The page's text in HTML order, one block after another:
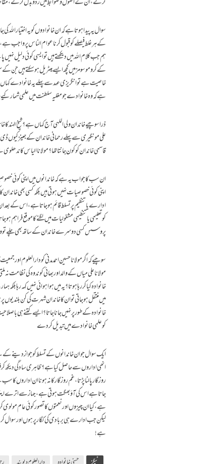
سوال یہ پیدا ہوتا ہے کہ ان خانوادوں کو یہ
کے ہر غلط فیصلے کو قبول کرنا عوام الناس پر واجب
ہم جب کلام اللہ میں دیکھتے ہیں تو ایسی کوئی دلیل
کے کروموسومز میں کچھ ایسے میٹریل ہوسکتے ہیں جن
خاصیت ہے تو انگریزی عہد سے پہلے یہ خانوادے کہاں
ہے کہ وہ خانوادے جو مغلیہ سلطنت میں علمی
ذرا سوچیے خاندان ولی اللہی آج کہاں ہے؟ شیخ الہند کا
علی مونگیری سے پہلے رحمانی خاندان کے جینز کیوں
قاسمی خاندان کو کون جانتا تھا؟ مولانا الیاس
ان سب کا جواب یہ ہے کہ خاندانوں میں اپنی کوئی
اپنی کوئی خصوصیات نہیں ہوتی ہیں بلکہ کسی بھی
ادارے یا تنظیم پر تسلط قائم ہوجاتا ہے، اس
کو تعلیمی یا تنظیمی مشغولیات میں لگنے کا موقع
پروسس کسی دوسرے خاندان کے ساتھ بھی چلے تو وہ
سوچیے کہ اگر مولانا حسین احمد مدنی کو دارالعلوم اور
مولانا علی میاں کے والد اور بھائی کو ندوہ کی نظامت
خانوادہ کیا کر رہا ہوتا؟ یہ میں ہوا ہوائی نہیں کہہ
میں منتقل ہوجاتی تو ان کا خاندان شہرت کی کن بلندیوں
خانوادہ کے طور پر نہیں جانا جاتا؟ ایسے کتنے ہی
کو علمی خانوادے میں تبدیل کردے ـ
ایک سوال جو ان خاندانوں کے تسلط کو جواز دینے
انھی اداروں سے حاصل کیا ہے؟ ظاہری سادگی دیکھ کر
روزگار پالنا پڑتا، غم روزگار کا نہ ہونا ان
جاتا ہے اس کی آؤ بھگت ہوتی ہے، جہاز سے اترے
ہے، کیا ان چیزوں اور نعمتوں کا تصور کوئی عام
لیکن جب ادارے ہی بربادی کی کگار پر ہوں اور سوال
ہے!